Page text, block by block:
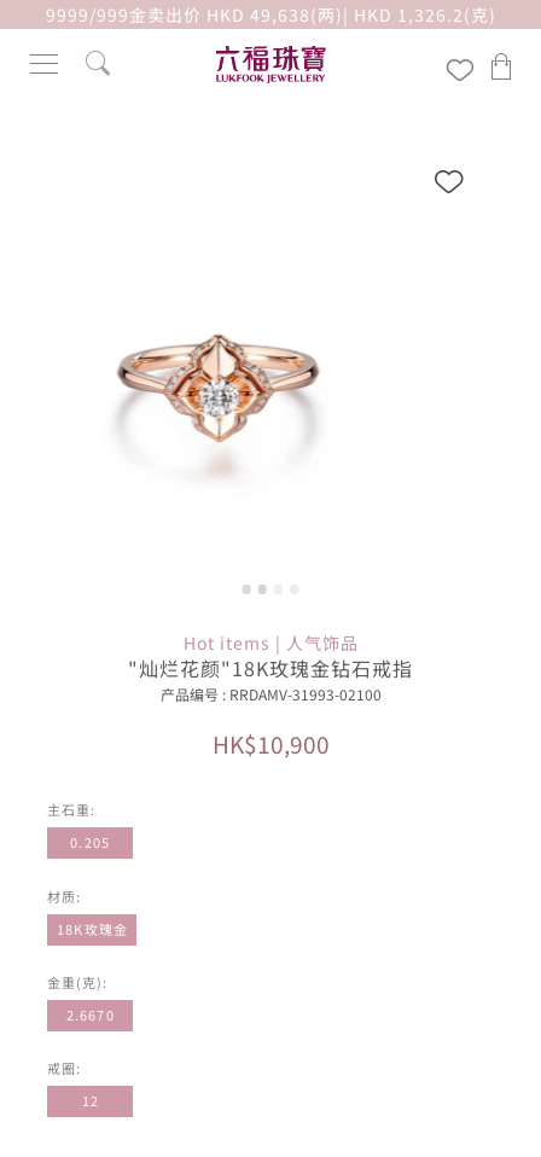
9999/999金卖出价 HKD 49,638(两)| HKD 1,326.2(克)
Hot items | 人气饰品
"灿烂花颜"18K玫瑰金钻石戒指
产品编号 : RRDAMV-31993-02100
HK$10,900
主石重:
0.205
材质:
18K玫瑰金
金重(克):
2.6670
戒圈:
12